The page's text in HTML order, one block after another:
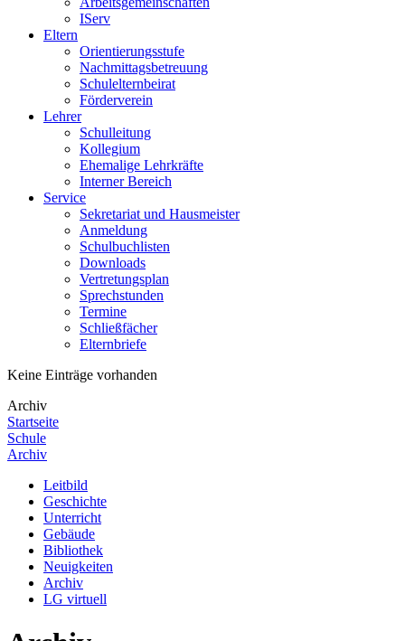
IServ
Eltern
Orientierungsstufe
Nachmittagsbetreuung
Schulelternbeirat
Förderverein
Lehrer
Schulleitung
Kollegium
Ehemalige Lehrkräfte
Interner Bereich
Service
Sekretariat und Hausmeister
Anmeldung
Schulbuchlisten
Downloads
Vertretungsplan
Sprechstunden
Termine
Schließfächer
Elternbriefe
Keine Einträge vorhanden
Archiv
Startseite
Schule
Archiv
Leitbild
Geschichte
Unterricht
Gebäude
Bibliothek
Neuigkeiten
Archiv
LG virtuell